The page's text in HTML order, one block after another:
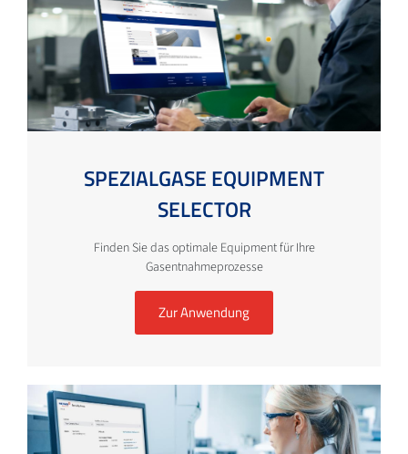
SPEZIALGASE EQUIPMENT
SELECTOR
Finden Sie das optimale Equipment für Ihre
Gasentnahmeprozesse
Zur Anwendung